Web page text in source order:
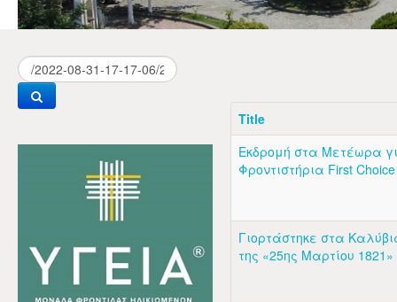
Title
Εκδρομή στα Μετέωρα
Φροντιστήρια First
Γιορτάστηκε στα
της «25ης Μαρτίου 1821»